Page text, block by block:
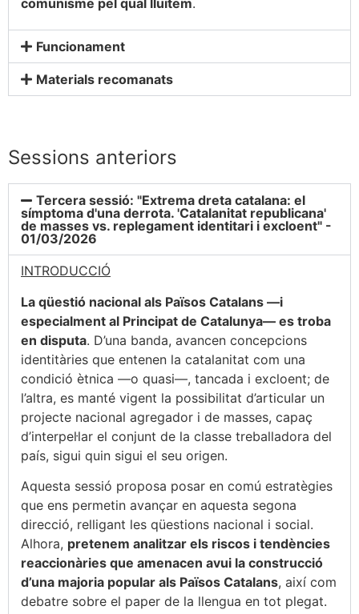
Funcionament
Materials recomanats
Sessions anteriors
Tercera sessió: "Extrema dreta catalana: el
símptoma d'una derrota. 'Catalanitat republicana'
de masses vs. replegament identitari i excloent" -
01/03/2026
INTRODUCCIÓ
La qüestió nacional als Països Catalans —i
especialment al Principat de Catalunya— es troba
en disputa. D’una banda, avancen concepcions
identitàries que entenen la catalanitat com una
condició ètnica —o quasi—, tancada i excloent; de
l’altra, es manté vigent la possibilitat d’articular un
projecte nacional agregador i de masses, capaç
d’interpel·lar el conjunt de la classe treballadora del
país, sigui quin sigui el seu origen.
Aquesta sessió proposa posar en comú estratègies
que ens permetin avançar en aquesta segona
direcció, relligant les qüestions nacional i social.
Alhora, pretenem analitzar els riscos i tendències
reaccionàries que amenacen avui la construcció
d’una majoria popular als Països Catalans, així com
debatre sobre el paper de la llengua en tot plegat.